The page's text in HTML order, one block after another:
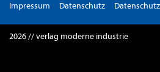
Impressum Datenschutz
2026 // verlag moderne industrie